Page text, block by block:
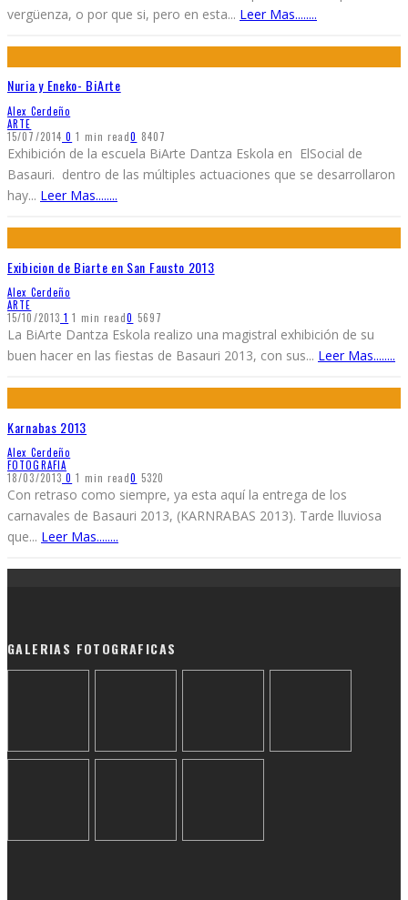
vergüenza, o por que si, pero en esta... Leer Mas........
Nuria y Eneko- BiArte
Alex Cerdeño
ARTE
15/07/2014 0 1 min read0 8407
Exhibición de la escuela BiArte Dantza Eskola en ElSocial de
Basauri. dentro de las múltiples actuaciones que se desarrollaron
hay... Leer Mas........
Exibicion de Biarte en San Fausto 2013
Alex Cerdeño
ARTE
15/10/2013 1 1 min read0 5697
La BiArte Dantza Eskola realizo una magistral exhibición de su
buen hacer en las fiestas de Basauri 2013, con sus... Leer Mas........
Karnabas 2013
Alex Cerdeño
FOTOGRAFIA
18/03/2013 0 1 min read0 5320
Con retraso como siempre, ya esta aquí la entrega de los
carnavales de Basauri 2013, (KARNRABAS 2013). Tarde lluviosa
que... Leer Mas........
GALERIAS FOTOGRAFICAS